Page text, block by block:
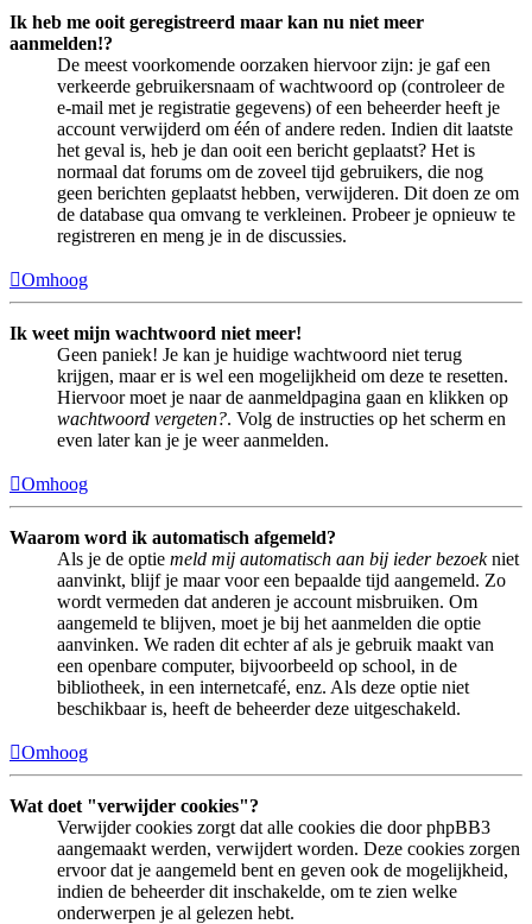
Ik heb me ooit geregistreerd maar kan nu niet meer
aanmelden!?
De meest voorkomende oorzaken hiervoor zijn: je gaf een
verkeerde gebruikersnaam of wachtwoord op (controleer de
e-mail met je registratie gegevens) of een beheerder heeft je
account verwijderd om één of andere reden. Indien dit laatste
het geval is, heb je dan ooit een bericht geplaatst? Het is
normaal dat forums om de zoveel tijd gebruikers, die nog
geen berichten geplaatst hebben, verwijderen. Dit doen ze om
de database qua omvang te verkleinen. Probeer je opnieuw te
registreren en meng je in de discussies.
Omhoog
Ik weet mijn wachtwoord niet meer!
Geen paniek! Je kan je huidige wachtwoord niet terug
krijgen, maar er is wel een mogelijkheid om deze te resetten.
Hiervoor moet je naar de aanmeldpagina gaan en klikken op
wachtwoord vergeten?. Volg de instructies op het scherm en
even later kan je je weer aanmelden.
Omhoog
Waarom word ik automatisch afgemeld?
Als je de optie meld mij automatisch aan bij ieder bezoekniet
aanvinkt, blijf je maar voor een bepaalde tijd aangemeld. Zo
wordt vermeden dat anderen je account misbruiken. Om
aangemeld te blijven, moet je bij het aanmelden die optie
aanvinken. We raden dit echter af als je gebruik maakt van
een openbare computer, bijvoorbeeld op school, in de
bibliotheek, in een internetcafé, enz. Als deze optie niet
beschikbaar is, heeft de beheerder deze uitgeschakeld.
Omhoog
Wat doet "verwijder cookies"?
Verwijder cookies zorgt dat alle cookies die door phpBB3
aangemaakt werden, verwijdert worden. Deze cookies zorgen
ervoor dat je aangemeld bent en geven ook de mogelijkheid,
indien de beheerder dit inschakelde, om te zien welke
onderwerpen je al gelezen hebt.